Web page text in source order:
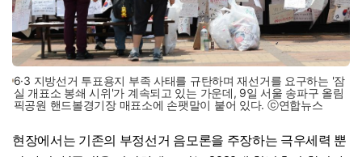
6·3 지방선거 투표용지 부족 사태를 규탄하며 재선거를 요구하는 '잠
실 개표소 봉쇄 시위'가 계속되고 있는 가운데, 9일 서울 송파구 올림
픽공원 핸드볼경기장 매표소에 손팻말이 붙어 있다. ⓒ연합뉴스
현장에서는 기존의 부정선거 음모론을 주장하는 극우세력 뿐